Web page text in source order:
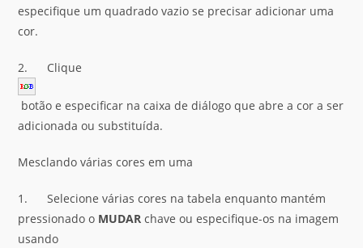
especifique um quadrado vazio se precisar adicionar uma
cor.
2. Clique
botão e especificar na caixa de diálogo que abre a cor a ser
adicionada ou substituída.
Mesclando várias cores em uma
1. Selecione várias cores na tabela enquanto mantém
pressionado o MUDAR chave ou especifique-os na imagem
usando